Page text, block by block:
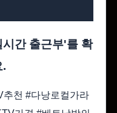
간 출근부'를 확
.
천 #다낭로컬가라